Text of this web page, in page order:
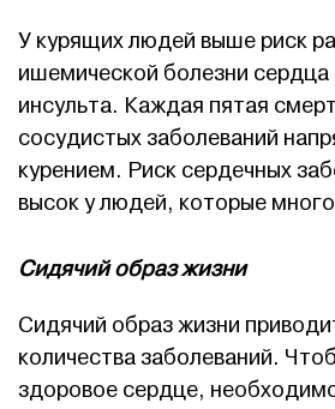
У курящих людей выше риск
ишемической болезни сердца
инсульта. Каждая пятая
сосудистых заболеваний
курением. Риск сердечных
высок у людей, которые
Сидячий образ жизни
Сидячий образ жизни
количества заболеваний.
здоровое сердце,